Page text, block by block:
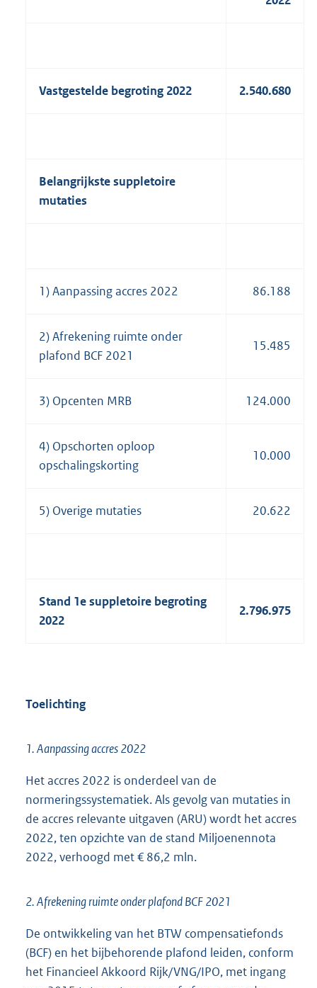
Vastgestelde begroting 2022 2.540.680
Belangrijkste suppletoire
mutaties
1) Aanpassing accres 2022 86.188
2) Afrekening ruimte onder
plafond BCF 2021
15.485
3) Opcenten MRB 124.000
4) Opschorten oploop
opschalingskorting
10.000
5) Overige mutaties 20.622
Stand 1e suppletoire begroting
2022
2.796.975
Toelichting
1. Aanpassing accres 2022
Het accres 2022 is onderdeel van de
normeringssystematiek. Als gevolg van mutaties in
de accres relevante uitgaven (ARU) wordt het accres
2022, ten opzichte van de stand Miljoenennota
2022, verhoogd met € 86,2 mln.
2. Afrekening ruimte onder plafond BCF 2021
De ontwikkeling van het BTW compensatiefonds
(BCF) en het bijbehorende plafond leiden, conform
het Financieel Akkoord Rijk/VNG/IPO, met ingang